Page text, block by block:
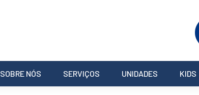
SOBRE NÓS SERVIÇOS UNIDADES KIDS